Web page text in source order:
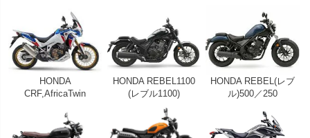
HONDA
CRF,AfricaTwin
HONDA REBEL1100
(レブル1100)
HONDA REBEL(レブ
ル)500／250